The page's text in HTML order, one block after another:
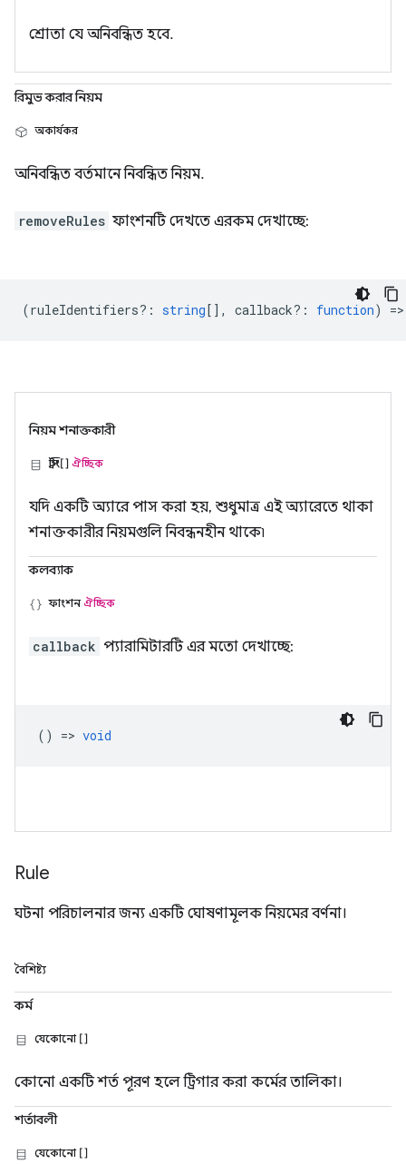
শ্রোতা যে অনিবন্ধিত হবে.
রিমুভ করার নিয়ম
অকার্যকর
অনিবন্ধিত বর্তমানে নিবন্ধিত নিয়ম.
removeRules ফাংশনটি দেখতে এরকম দেখাচ্ছে:
(ruleIdentifiers? : string [], callback? : function)
নিয়ম শনাক্তকারী
স্ট্রিং[] ঐচ্ছিক
যদি একটি অ্যারে পাস করা হয়, শুধুমাত্র এই অ্যারেতে থাকা
শনাক্তকারীর নিয়মগুলি নিবন্ধনহীন থাকে৷
কলব্যাক
ফাংশনঐচ্ছিক
callback প্যারামিটারটি এর মতো দেখাচ্ছে:
() => void
Rule
ঘটনা পরিচালনার জন্য একটি ঘোষণামূলক নিয়মের বর্ণনা।
বৈশিষ্ট্য
কর্ম
যেকোনো []
কোনো একটি শর্ত পূরণ হলে ট্রিগার করা কর্মের তালিকা।
শর্তাবলী
যেকোনো []